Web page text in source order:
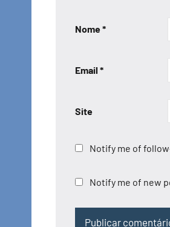
Nome*
Email *
Site
Notify me of
Notify me of new